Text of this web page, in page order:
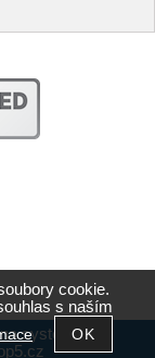
systému
cookie.
s naším